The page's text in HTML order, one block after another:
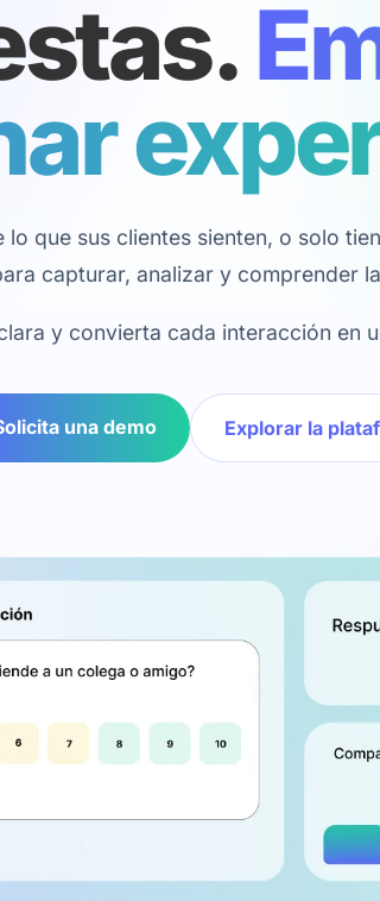
que sus clientes sienten, o solo
capturar, analizar y comprender
y convierta cada interacción en
una demo Explorar la